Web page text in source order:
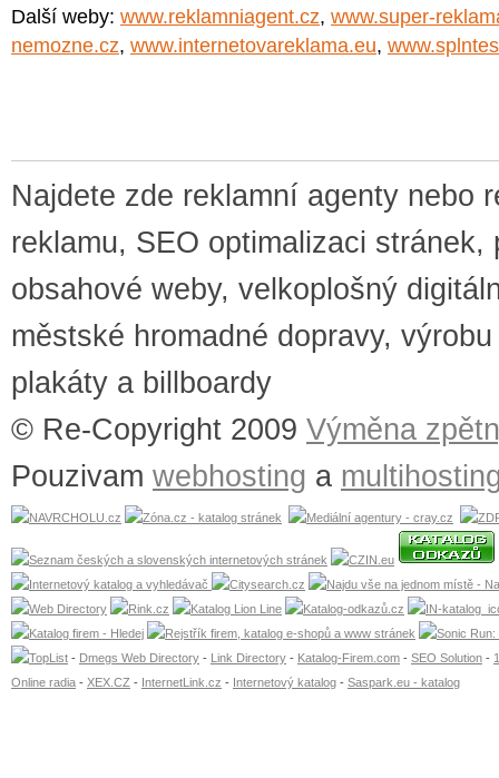
Další weby: www.reklamniagent.cz, www.super-
nemozne.cz, www.internetovareklama.eu,
Najdete zde reklamní agenty nebo
reklamu, SEO optimalizaci
obsahové weby, velkoplošný
městské hromadné dopravy,
plakáty a billboardy
© Re-Copyright 2009 Výměna
Pouzivam webhosting a
- Dmegs Web Directory - Link Directory - Katalog-Firem.com - SEO Solution -
Online radia - XEX.CZ - InternetLink.cz - Internetový katalog - Saspark.eu - katalog